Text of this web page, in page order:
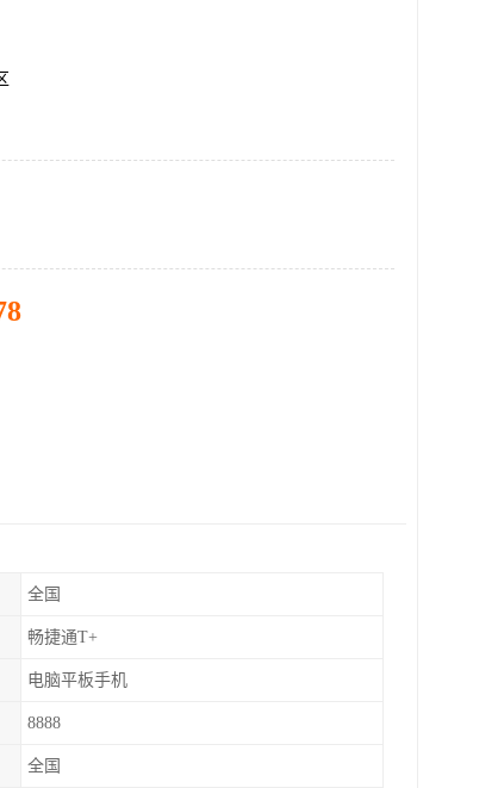
全国
畅捷通T+
电脑平板手机
8888
全国